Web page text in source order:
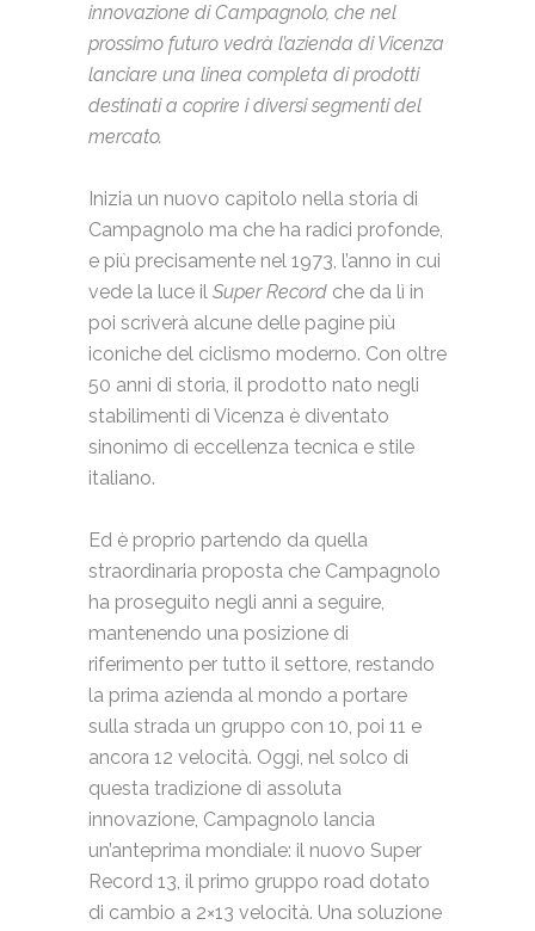
innovazione di Campagnolo, che nel
prossimo futuro vedrà l’azienda di Vicenza
lanciare una linea completa di prodotti
destinati a coprire i diversi segmenti del
mercato.
Inizia un nuovo capitolo nella storia di
Campagnolo ma che ha radici profonde,
e più precisamente nel 1973, l’anno in cui
vede la luce il Super Record che da lì in
poi scriverà alcune delle pagine più
iconiche del ciclismo moderno. Con oltre
50 anni di storia, il prodotto nato negli
stabilimenti di Vicenza è diventato
sinonimo di eccellenza tecnica e stile
italiano.
Ed è proprio partendo da quella
straordinaria proposta che Campagnolo
ha proseguito negli anni a seguire,
mantenendo una posizione di
riferimento per tutto il settore, restando
la prima azienda al mondo a portare
sulla strada un gruppo con 10, poi 11 e
ancora 12 velocità. Oggi, nel solco di
questa tradizione di assoluta
innovazione, Campagnolo lancia
un’anteprima mondiale: il nuovo Super
Record 13, il primo gruppo road dotato
di cambio a 2×13 velocità. Una soluzione